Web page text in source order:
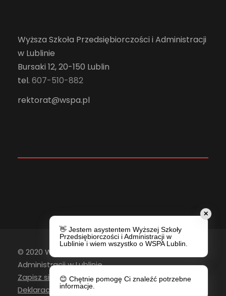
Wyższa Szkoła Przedsiębiorczości i Administracji
w Lublinie
Bursaki 12, 20-150 Lublin
tel. 607-510-882
rektorat@wspa.pl
© 2020 Wyższa Szkoła Przedsiębiorczości i
Administracji w Lublinie
Zapisz się do newslettera
Deklaracja Dostępności
✕
👋 Jestem asystentem Wyższej Szkoły
Przedsiębiorczości i Administracji w
Lublinie i wiem wszystko o WSPA Lublin.
😊 Chętnie pomogę Ci znaleźć potrzebne
informacje.